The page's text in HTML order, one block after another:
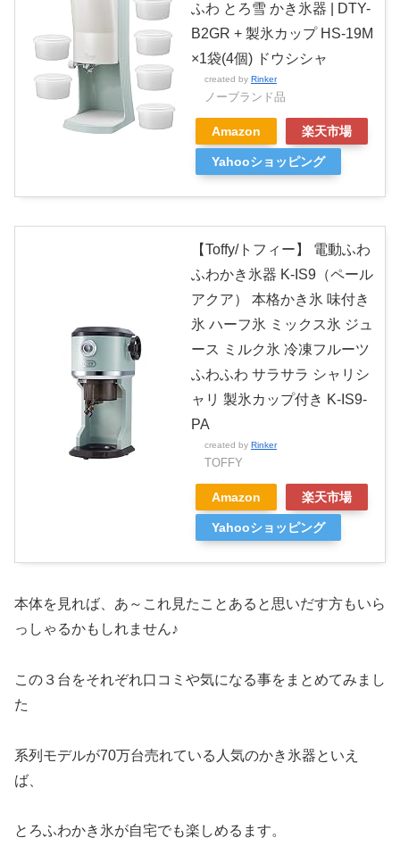
ふわ とろ雪 かき氷器 | DTY-
B2GR + 製氷カップ HS-19M
×1袋(4個) ドウシシャ
created by Rinker
ノーブランド品
Amazon 楽天市場
Yahooショッピング
【Toffy/トフィー】 電動ふわ
ふわかき氷器 K-IS9（ペール
アクア） 本格かき氷 味付き
氷 ハーフ氷 ミックス氷 ジュ
ース ミルク氷 冷凍フルーツ
ふわふわ サラサラ シャリシ
ャリ 製氷カップ付き K-IS9-
PA
created by Rinker
TOFFY
Amazon 楽天市場
Yahooショッピング
本体を見れば、あ～これ見たことあると思いだす方もいら
っしゃるかもしれません♪
この３台をそれぞれ口コミや気になる事をまとめてみまし
た
系列モデルが70万台売れている人気のかき氷器といえ
ば、
とろふわかき氷が自宅でも楽しめるます。